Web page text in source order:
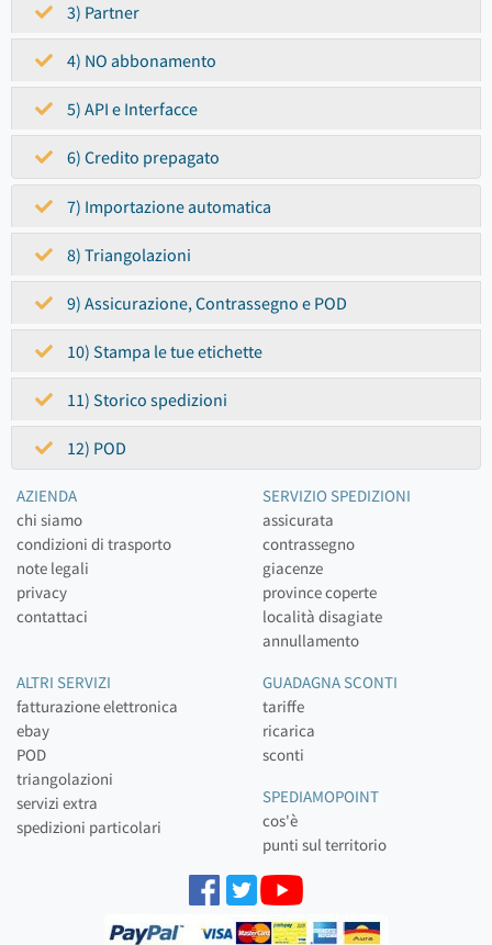
3) Partner
4) NO abbonamento
5) API e Interfacce
6) Credito prepagato
7) Importazione automatica
8) Triangolazioni
9) Assicurazione, Contrassegno e POD
10) Stampa le tue etichette
11) Storico spedizioni
12) POD
AZIENDA
chi siamo
condizioni di trasporto
note legali
privacy
contattaci
SERVIZIO SPEDIZIONI
assicurata
contrassegno
giacenze
province coperte
località disagiate
annullamento
ALTRI SERVIZI
fatturazione elettronica
ebay
POD
triangolazioni
servizi extra
spedizioni particolari
GUADAGNA SCONTI
tariffe
ricarica
sconti
SPEDIAMOPOINT
cos'è
punti sul territorio